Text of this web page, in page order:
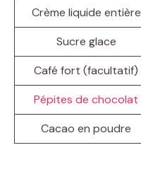
Crème liquide entière
Sucre glace
Café fort (facultatif)
Pépites de chocolat
Cacao en poudre